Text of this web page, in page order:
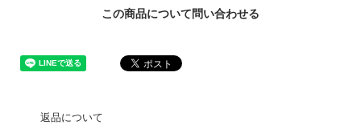
この商品について問い合わせる
返品について